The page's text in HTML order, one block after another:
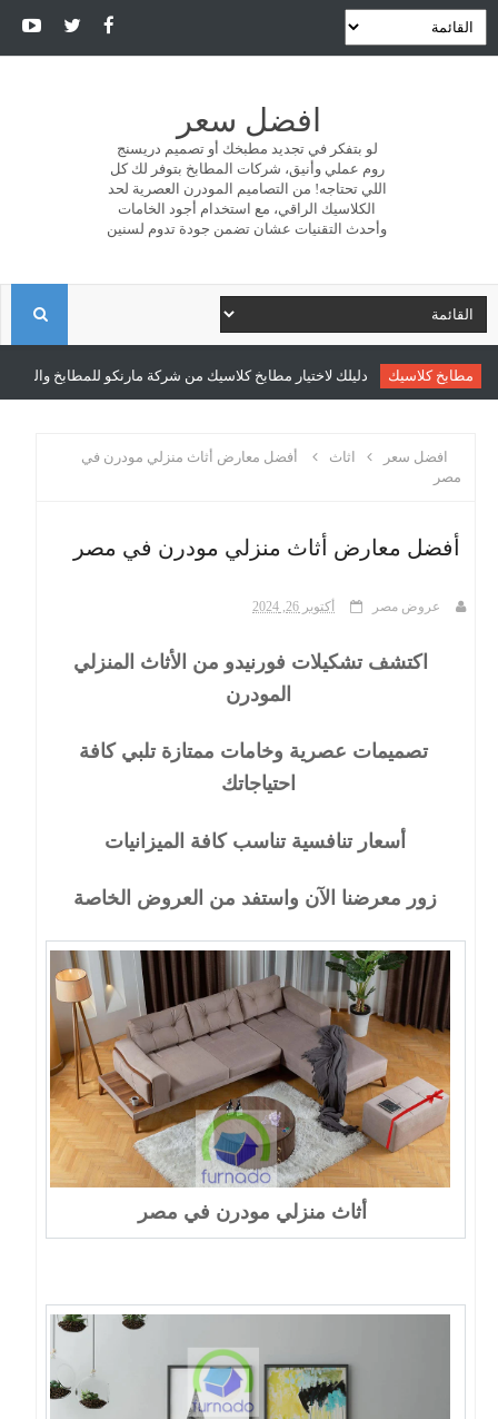
افضل سعر
لو بتفكر في تجديد مطبخك أو تصميم دريسنج
روم عملي وأنيق، شركات المطابخ بتوفر لك كل
اللي تحتاجه! من التصاميم المودرن العصرية لحد
الكلاسيك الراقي، مع استخدام أجود الخامات
وأحدث التقنيات عشان تضمن جودة تدوم لسنين
ا
مطابخ كلاسيك دليلك لاختيار مطابخ كلاسيك من شركة مارنكو للمطابخ
افضل سعر اثاث
أفضل معارض أثاث منزلي مودرن في
مصر
أفضل معارض أثاث منزلي مودرن في مصر
عروض مصر أكتوبر 26, 2024
اكتشف تشكيلات فورنيدو من الأثاث المنزلي
المودرن
تصميمات عصرية وخامات ممتازة تلبي كافة
احتياجاتك
أسعار تنافسية تناسب كافة الميزانيات
زور معرضنا الآن واستفد من العروض الخاصة
أثاث منزلي مودرن في مصر